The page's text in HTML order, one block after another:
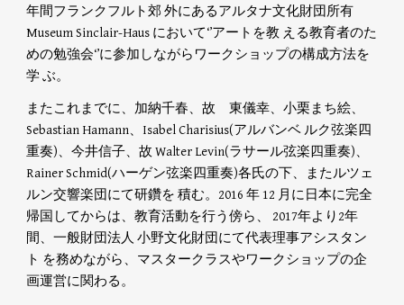
年間フランクフルト郊 外にあるアルタナ文化財団所有
Museum Sinclair-Haus において‘’アートを教 える教育者のた
めの勉強会‘’に参加しながらワークショップの構成方法を
学 ぶ。
またこれまでに、加納千春、故　東儀幸、小栗まち絵、
Sebastian Hamann、Isabel Charisius(アルバンベ ルク弦楽四
重奏)、今井信子、故 Walter Levin(ラサール弦楽四重奏)、
Rainer Schmid(ハーゲン弦楽四重奏)各氏の下、またルツェ
ルン交響楽団にて研鑽を 積む。2016 年 12 月に日本に完全
帰国してからは、教育活動を行う傍ら、 2017年より2年
間、一般財団法人 小野文化財団にて代表理事アシスタン
ト を務めながら、マスタークラスやワークショップの企
画運営に関わる。